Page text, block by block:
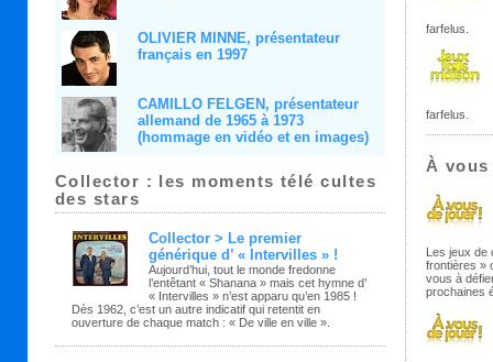
OLIVIER MINNE, présentateur
français en 1997
CAMILLO FELGEN, présentateur
allemand de 1965 à 1973
(hommage en vidéo et en images)
Collector : les moments télé cultes
des stars
Collector > Le premier
générique d’ « Intervilles » !
Aujourd’hui, tout le monde fredonne
l’entêtant « Shanana » mais cet hymne d’
« Intervilles » n’est apparu qu’en 1985 !
Dès 1962, c’est un autre indicatif qui retentit en
ouverture de chaque match : « De ville en ville ».
farfelus.
farfelus.
À
Les jeux de
frontières »
vous à
prochaines